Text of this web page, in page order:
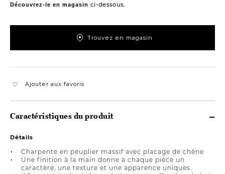
Découvrez-le en magasin ci-dessous.
Trouvez en magasin
Ajouter aux favoris
Caractéristiques du produit
Détails
Charpente en peuplier massif avec placage de chêne
Une finition à la main donne à chaque pièce un
caractère, une texture et une apparence uniques.